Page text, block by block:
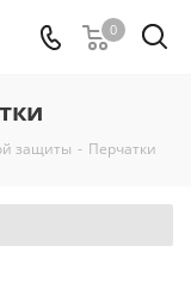
0
защиты - Перчатки